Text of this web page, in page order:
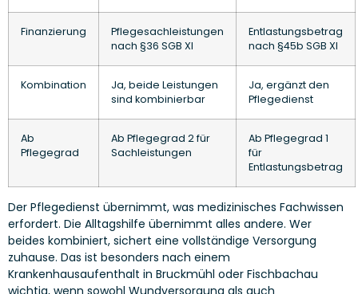
Finanzierung
Pflegesachleistungen
nach §36 SGB XI
Entlastungsbetrag
nach §45b SGB XI
Kombination
Ja, beide Leistungen
sind kombinierbar
Ja, ergänzt den
Pflegedienst
Ab
Pflegegrad
Ab Pflegegrad 2 für
Sachleistungen
Ab Pflegegrad 1
für
Entlastungsbetrag
Der Pflegedienst übernimmt, was medizinisches Fachwissen
erfordert. Die Alltagshilfe übernimmt alles andere. Wer
beides kombiniert, sichert eine vollständige Versorgung
zuhause. Das ist besonders nach einem
Krankenhausaufenthalt in Bruckmühl oder Fischbachau
wichtig, wenn sowohl Wundversorgung als auch